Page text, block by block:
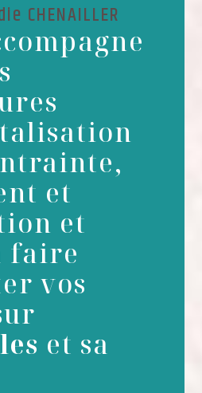
CHENAILLER
et
et
faire
vos
et sa